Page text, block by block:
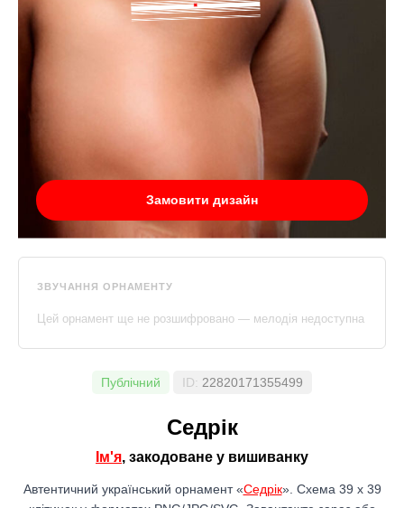
Замовити дизайн
ЗВУЧАННЯ ОРНАМЕНТУ
Цей орнамент ще не розшифровано — мелодія недоступна
Публічний ID: 22820171355499
Седрік
Ім'я, закодоване у вишиванку
Автентичний український орнамент «Седрік». Схема 39 x 39